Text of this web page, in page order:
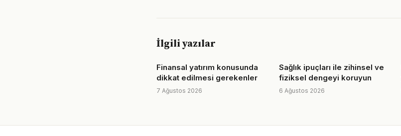
İlgili yazılar
Finansal yatırım konusunda
dikkat edilmesi gerekenler
7 Ağustos 2026
Sağlık ipuçları ile zihinsel ve
fiziksel dengeyi koruyun
6 Ağustos 2026